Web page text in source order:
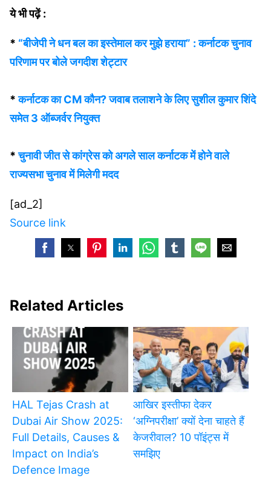
ये भी पढ़ें :
* “बीजेपी ने धन बल का इस्तेमाल कर मुझे हराया” : कर्नाटक चुनाव
परिणाम पर बोले जगदीश शेट्टार
*कर्नाटक का CM कौन? जवाब तलाशने के लिए सुशील कुमार शिंदे
समेत 3 ऑब्जर्वर नियुक्त
*चुनावी जीत से कांग्रेस को अगले साल कर्नाटक में होने वाले
राज्यसभा चुनाव में मिलेगी मदद
[ad_2]
Source link
Related Articles
HAL Tejas Crash at
Dubai Air Show 2025:
Full Details, Causes &
Impact on India’s
Defence Image
आखिर इस्तीफा देकर
‘अग्निपरीक्षा’ क्यों देना चाहते हैं
केजरीवाल? 10 पॉइंट्स में
समझिए